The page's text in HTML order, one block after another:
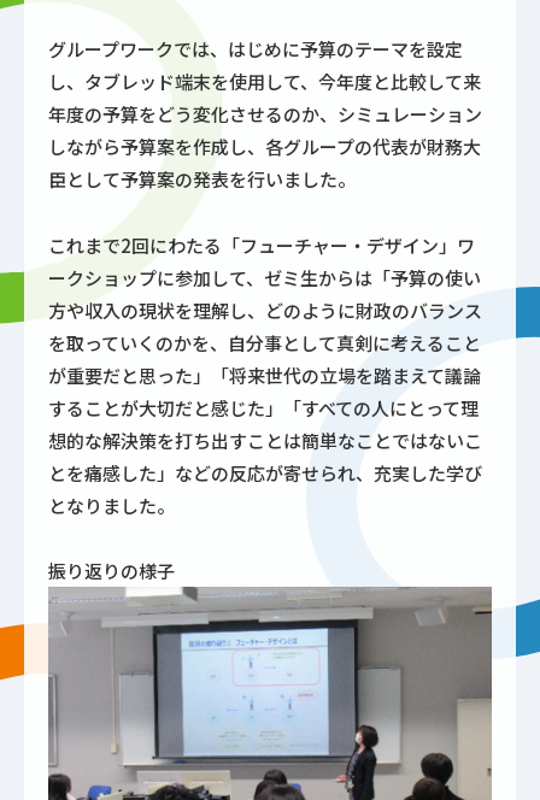
グループワークでは、はじめに予算のテーマを設定
し、タブレッド端末を使用して、今年度と比較して来
年度の予算をどう変化させるのか、シミュレーション
しながら予算案を作成し、各グループの代表が財務大
臣として予算案の発表を行いました。
これまで2回にわたる「フューチャー・デザイン」ワ
ークショップに参加して、ゼミ生からは「予算の使い
方や収入の現状を理解し、どのように財政のバランス
を取っていくのかを、自分事として真剣に考えること
が重要だと思った」「将来世代の立場を踏まえて議論
することが大切だと感じた」「すべての人にとって理
想的な解決策を打ち出すことは簡単なことではないこ
とを痛感した」などの反応が寄せられ、充実した学び
となりました。
振り返りの様子